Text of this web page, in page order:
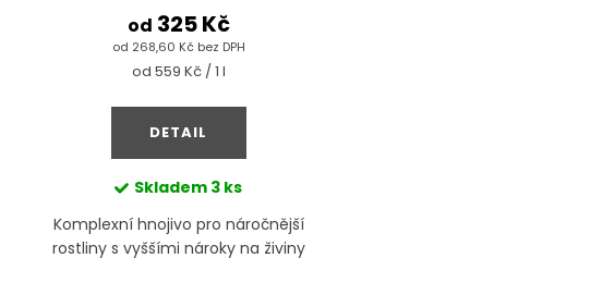
od 268,60 Kč bez DPH
od 325 Kč
Měrná
od 559 Kč / 1 l
DETAIL
Skladem 3 ks
Komplexní hnojivo pro náročnější
rostliny s vyššími nároky na živiny